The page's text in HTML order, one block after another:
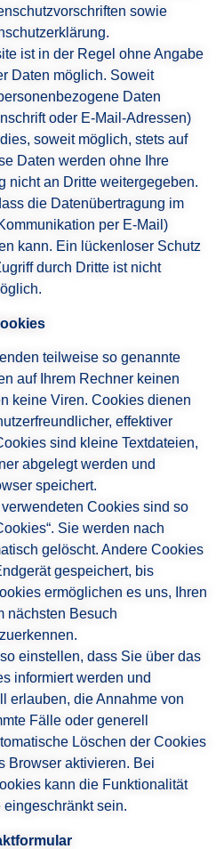
sowie
ist in der Regel ohne Angabe
Daten möglich. Soweit
Daten
oder E-Mail-Adressen)
soweit möglich, stets auf
Daten werden ohne Ihre
nicht an Dritte weitergegeben.
die Datenübertragung im
per E-Mail)
kann. Ein lückenloser Schutz
durch Dritte ist nicht
teilweise so genannte
auf Ihrem Rechner keinen
keine Viren. Cookies dienen
effektiver
sind kleine Textdateien,
abgelegt werden und
speichert.
Cookies sind so
Sie werden nach
gelöscht. Andere Cookies
gespeichert, bis
ermöglichen es uns, Ihren
nächsten Besuch
einstellen, dass Sie über das
informiert werden und
erlauben, die Annahme von
Fälle oder generell
Löschen der Cookies
Browser aktivieren. Bei
kann die Funktionalität
sein.